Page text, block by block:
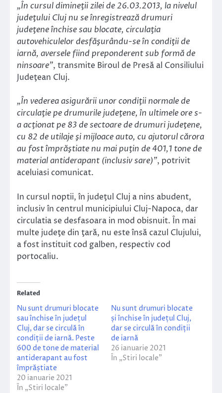
„În cursul dimineţii zilei de 26.03.2013, la nivelul
judeţului Cluj nu se înregistrează drumuri
judeţene închise sau blocate, circulaţia
autovehiculelor desfăşurându-se în condiţii de
iarnă, aversele fiind preponderent sub formă de
ninsoare”, transmite Biroul de Presă al Consiliului
Judeţean Cluj.
„În vederea asigurării unor condiţii normale de
circulaţie pe drumurile judeţene, în ultimele ore s-
a acţionat pe 83 de sectoare de drumuri judeţene,
cu 82 de utilaje şi mijloace auto, cu ajutorul cărora
au fost împrăştiate nu mai puţin de 401,1 tone de
material antiderapant (inclusiv sare)”, potrivit
aceluiasi comunicat.
In cursul noptii, în judeţul Cluj a nins abudent,
inclusiv în centrul municipiului Cluj-Napoca, dar
circulatia se desfasoara in mod obisnuit. În mai
multe judeţe din ţară, nu este însă cazul Clujului,
a fost instituit cod galben, respectiv cod
portocaliu.
Related
Nu sunt drumuri blocate
sau închise în județul
Cluj, dar se circulă în
condiții de iarnă. Peste
600 de tone de material
antiderapant au fost
împrăștiate
20 ianuarie 2021
În „Stiri locale”
Nu sunt drumuri blocate
și închise în județul Cluj,
dar se circulă în condiții
de iarnă
26 ianuarie 2021
În „Stiri locale”